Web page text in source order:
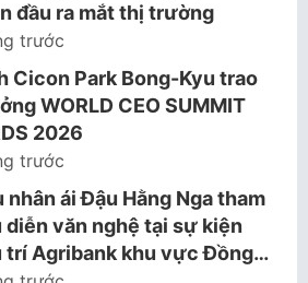
đầu ra mắt thị trường
trước
Cicon Park Bong-Kyu trao
WORLD CEO SUMMIT
2026
trước
nhân ái Đậu Hằng Nga tham
diễn văn nghệ tại sự kiện
trí Agribank khu vực Đồng…